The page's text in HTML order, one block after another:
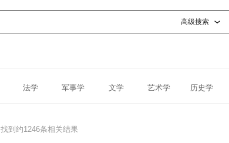
高级搜索
法学 军事学 文学 艺术学 历史学
找到约1246条相关结果